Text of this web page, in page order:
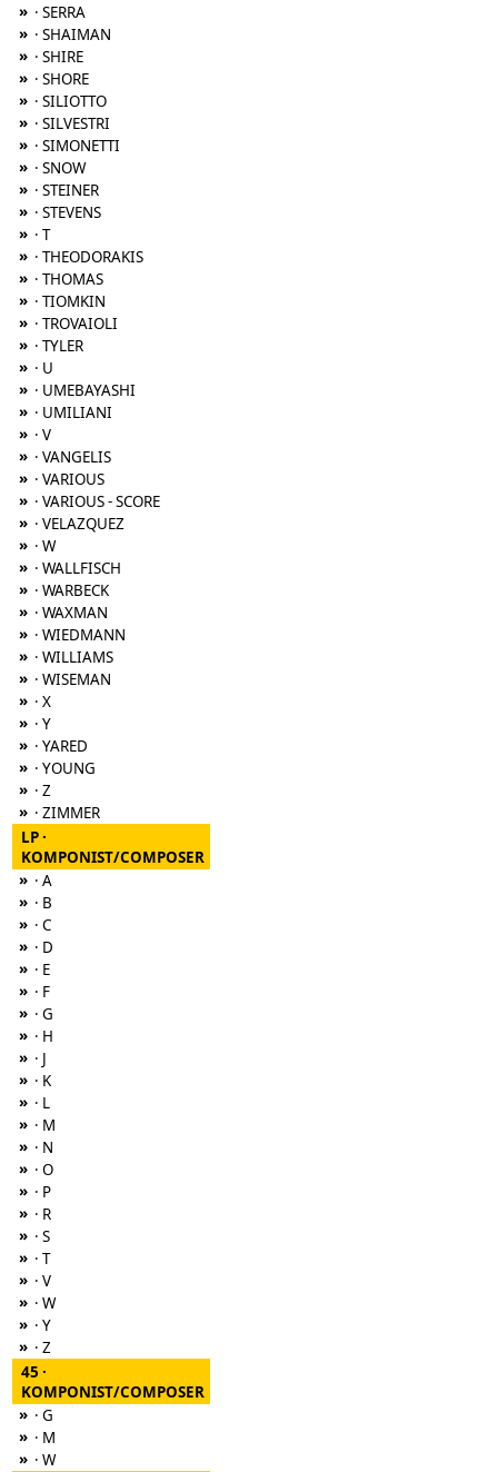
» · SERRA
» · SHAIMAN
» · SHIRE
» · SHORE
» · SILIOTTO
» · SILVESTRI
» · SIMONETTI
» · SNOW
» · STEINER
» · STEVENS
» · T
» · THEODORAKIS
» · THOMAS
» · TIOMKIN
» · TROVAIOLI
» · TYLER
» · U
» · UMEBAYASHI
» · UMILIANI
» · V
» · VANGELIS
» · VARIOUS
» · VARIOUS - SCORE
» · VELAZQUEZ
» · W
» · WALLFISCH
» · WARBECK
» · WAXMAN
» · WIEDMANN
» · WILLIAMS
» · WISEMAN
» · X
» · Y
» · YARED
» · YOUNG
» · Z
» · ZIMMER
LP ·
KOMPONIST/COMPOSER
» · A
» · B
» · C
» · D
» · E
» · F
» · G
» · H
» · J
» · K
» · L
» · M
» · N
» · O
» · P
» · R
» · S
» · T
» · V
» · W
» · Y
» · Z
45 ·
KOMPONIST/COMPOSER
» · G
» · M
» · W